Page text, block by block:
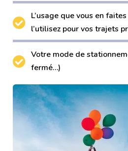
L’usage que vous en
l’utilisez pour vos trajets
Votre mode de
fermé…)